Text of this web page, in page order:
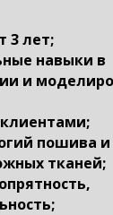
3 лет;
навыки в
и
пошива
тканей;